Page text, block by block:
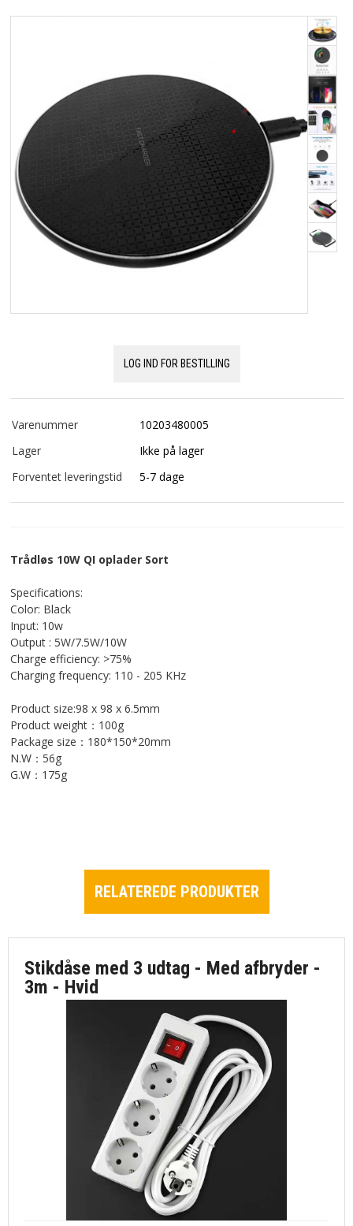
KUNDESERVICE
FORRETNINGSBETINGELSER
LOG IND
APPLE FOR BUSINESS
LOG IND FOR BESTILLING
Varenummer
10203480005
Lager
Ikke på lager
Forventet leveringstid
5-7 dage
Trådløs 10W QI oplader Sort
Specifications:
Color: Black
Input: 10w
Output : 5W/7.5W/10W
Charge efficiency: >75%
Charging frequency: 110 - 205 KHz
Product size:98 x 98 x 6.5mm
Product weight：100g
Package size：180*150*20mm
N.W：56g
G.W：175g
RELATEREDE PRODUKTER
Stikdåse med 3 udtag - Med afbryder -
3m - Hvid